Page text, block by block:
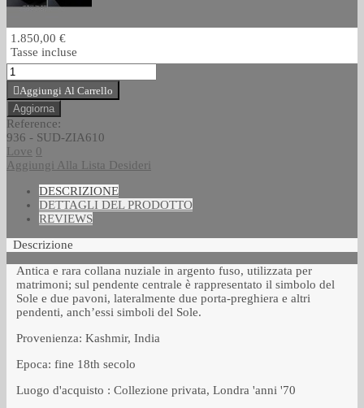
1.850,00 €
Tasse incluse
Aggiungi Al Carrello
Reference:
936 - SUD-ZIA610
Love 0
Aggiungi Alla Lista Desideri
DESCRIZIONE
DETTAGLI DEL PRODOTTO
REVIEWS
Descrizione
Antica e rara collana nuziale in argento fuso, utilizzata per
matrimoni; sul pendente centrale è rappresentato il simbolo del
Sole e due pavoni, lateralmente due porta-preghiera e altri
pendenti, anch’essi simboli del Sole.
Provenienza: Kashmir, India
Epoca: fine 18th secolo
Luogo d'acquisto : Collezione privata, Londra 'anni '70